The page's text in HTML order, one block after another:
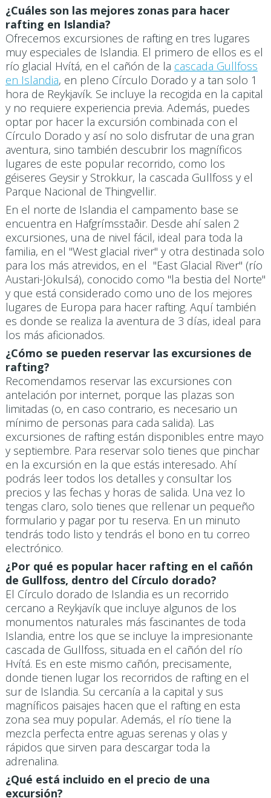
¿Cuáles son las mejores zonas para hacer
rafting en Islandia?
Ofrecemos excursiones de rafting en tres lugares
muy especiales de Islandia. El primero de ellos es el
río glacial Hvítá, en el cañón de la cascada Gullfoss
en Islandia, en pleno Círculo Dorado y a tan solo 1
hora de Reykjavík. Se incluye la recogida en la capital
y no requiere experiencia previa. Además, puedes
optar por hacer la excursión combinada con el
Círculo Dorado y así no solo disfrutar de una gran
aventura, sino también descubrir los magníficos
lugares de este popular recorrido, como los
géiseres Geysir y Strokkur, la cascada Gullfoss y el
Parque Nacional de Thingvellir.
En el norte de Islandia el campamento base se
encuentra en Hafgrímsstaðir. Desde ahí salen 2
excursiones, una de nivel fácil, ideal para toda la
familia, en el "West glacial river" y otra destinada solo
para los más atrevidos, en el "East Glacial River" (río
Austari-Jökulsá), conocido como "la bestia del Norte"
y que está considerado como uno de los mejores
lugares de Europa para hacer rafting. Aquí también
es donde se realiza la aventura de 3 días, ideal para
los más aficionados.
¿Cómo se pueden reservar las excursiones de
rafting?
Recomendamos reservar las excursiones con
antelación por internet, porque las plazas son
limitadas (o, en caso contrario, es necesario un
mínimo de personas para cada salida). Las
excursiones de rafting están disponibles entre mayo
y septiembre. Para reservar solo tienes que pinchar
en la excursión en la que estás interesado. Ahí
podrás leer todos los detalles y consultar los
precios y las fechas y horas de salida. Una vez lo
tengas claro, solo tienes que rellenar un pequeño
formulario y pagar por tu reserva. En un minuto
tendrás todo listo y tendrás el bono en tu correo
electrónico.
¿Por qué es popular hacer rafting en el cañón
de Gullfoss, dentro del Círculo dorado?
El Círculo dorado de Islandia es un recorrido
cercano a Reykjavík que incluye algunos de los
monumentos naturales más fascinantes de toda
Islandia, entre los que se incluye la impresionante
cascada de Gullfoss, situada en el cañón del río
Hvítá. Es en este mismo cañón, precisamente,
donde tienen lugar los recorridos de rafting en el
sur de Islandia. Su cercanía a la capital y sus
magníficos paisajes hacen que el rafting en esta
zona sea muy popular. Además, el río tiene la
mezcla perfecta entre aguas serenas y olas y
rápidos que sirven para descargar toda la
adrenalina.
¿Qué está incluido en el precio de una
excursión?